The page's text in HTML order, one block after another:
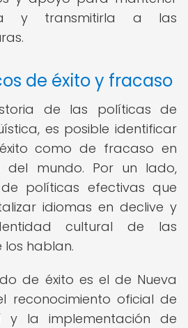
y transmitirla a las
de éxito y fracaso
de las políticas de
es posible identificar
como de fracaso en
del mundo. Por un lado,
políticas efectivas que
idiomas en declive y
cultural de las
hablan.
de éxito es el de Nueva
reconocimiento oficial de
y la implementación de